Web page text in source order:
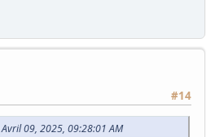
#14
09, 2025, 09:28:01 AM